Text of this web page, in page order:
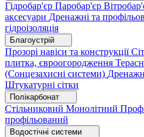
Гідробар'єр Паробар'єр
аксесуари Дренажні та
гідроізоляція
Благоустрій
Прозорі навіси та конструкції
плитка, євроогородження
(Сонцезахисні системи)
Штукатурні сітки
Полікарбонат
Стільниковий Монолітний
профільований
Водостічні системи